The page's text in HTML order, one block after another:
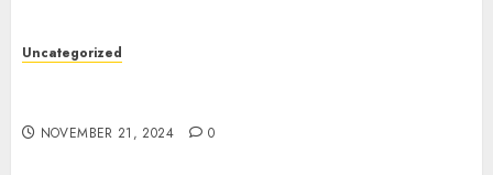
Uncategorized
NOVEMBER 21, 2024 0